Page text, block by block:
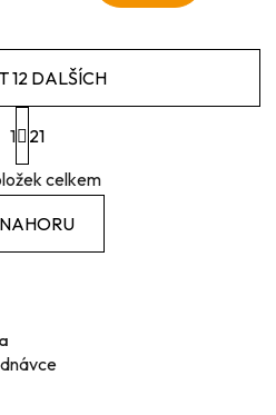
O
v
á
d
p
12 DALŠÍCH
S
t
r
á
n
k
1
21
celkem
NAHORU